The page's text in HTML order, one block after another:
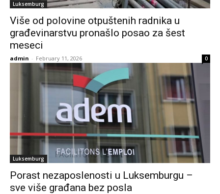
Luksemburg
Više od polovine otpuštenih radnika u
građevinarstvu pronašlo posao za šest
meseci
admin - February 11, 2026 0
Luksemburg
Porast nezaposlenosti u Luksemburgu –
sve više građana bez posla